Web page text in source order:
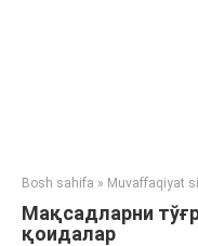
Bosh sahifa » Muvaffaqiyat
Мақсадларни
қоидалар